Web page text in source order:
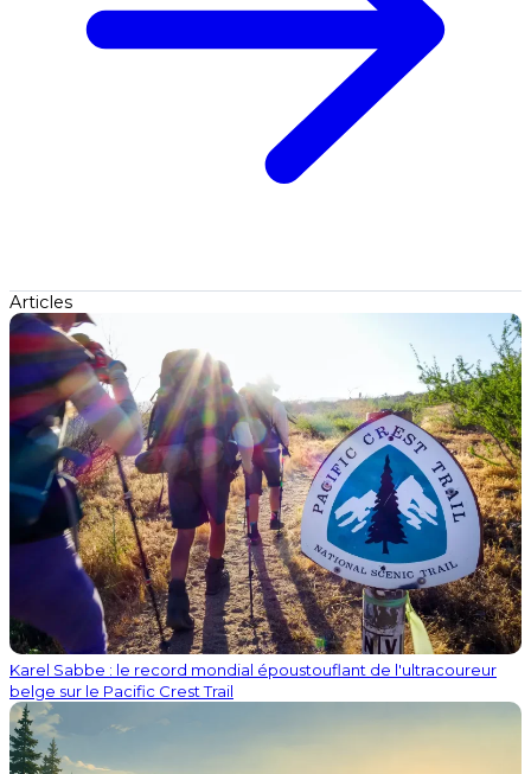
Articles
Karel Sabbe : le record mondial époustouflant de l'ultracoureur
belge sur le Pacific Crest Trail